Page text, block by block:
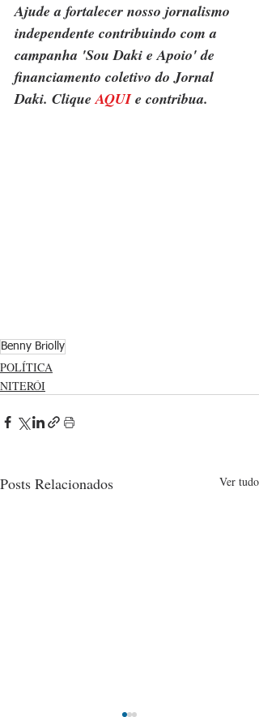
Ajude a fortalecer nosso jornalismo
independente contribuindo com a
campanha 'Sou Daki e Apoio' de
financiamento coletivo do Jornal
Daki. Clique AQUI e contribua.
Benny Briolly
POLÍTICA
NITERÓI
Posts Relacionados Ver tudo